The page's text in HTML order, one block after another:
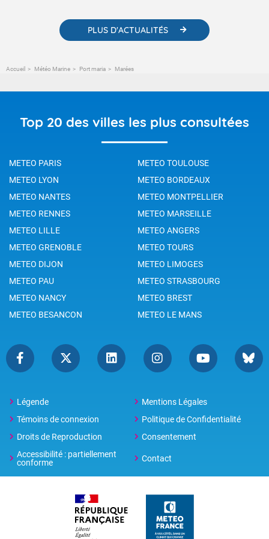
PLUS D'ACTUALITÉS
Accueil Météo Marine Port maria Marées
Top 20 des villes les plus consultées
METEO PARIS
METEO TOULOUSE
METEO LYON
METEO BORDEAUX
METEO NANTES
METEO MONTPELLIER
METEO RENNES
METEO MARSEILLE
METEO LILLE
METEO ANGERS
METEO GRENOBLE
METEO TOURS
METEO DIJON
METEO LIMOGES
METEO PAU
METEO STRASBOURG
METEO NANCY
METEO BREST
METEO BESANCON
METEO LE MANS
Légende
Mentions Légales
Témoins de connexion
Politique de Confidentialité
Droits de Reproduction
Consentement
Accessibilité : partiellement
conforme
Contact